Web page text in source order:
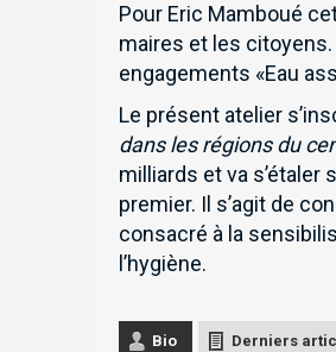
Pour Eric Mamboué
maires et les
engagements «Eau
Le présent atelier
dans les régions du
milliards et va
premier. Il s’agit de
consacré à la
l’hygiène.
Bio Derniers